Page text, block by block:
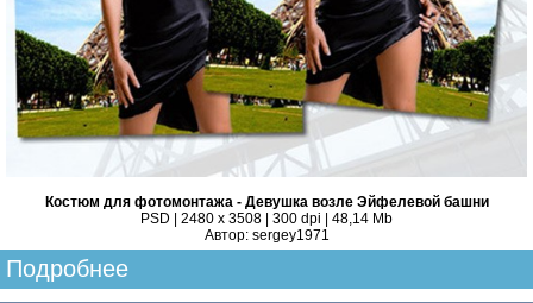
Костюм для фотомонтажа - Девушка возле Эйфелевой башни
PSD | 2480 x 3508 | 300 dpi | 48,14 Mb
Автор: sergey1971
Подробнее